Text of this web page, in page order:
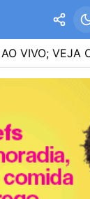
ONDE